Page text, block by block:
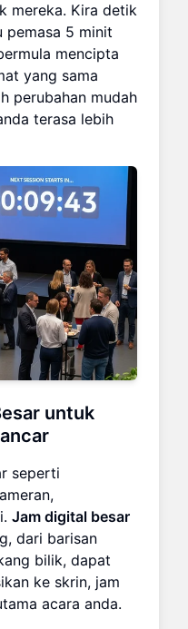
mereka. Kira detik
pemasa 5 minit
mencipta
yang sama
perubahan mudah
terasa lebih
untuk
seperti
Jam digital besar
dari barisan
bilik, dapat
ke skrin, jam
acara anda.